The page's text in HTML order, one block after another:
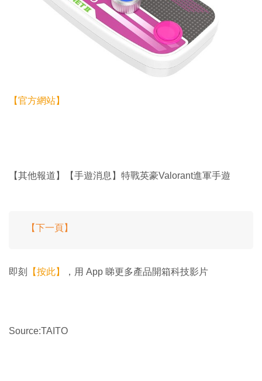
【官方網站】
【其他報道】【手遊消息】特戰英豪Valorant進軍手遊
【下一頁】
即刻 【按此】 ，用 App 睇更多產品開箱科技影片
Source:TAITO